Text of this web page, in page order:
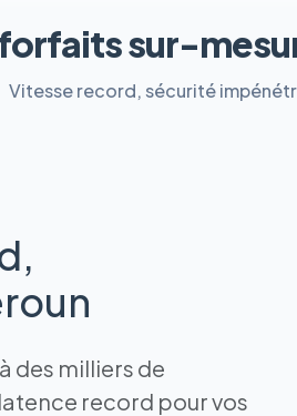
sur-
Vitesse record, sécurité
des milliers de
record pour vos